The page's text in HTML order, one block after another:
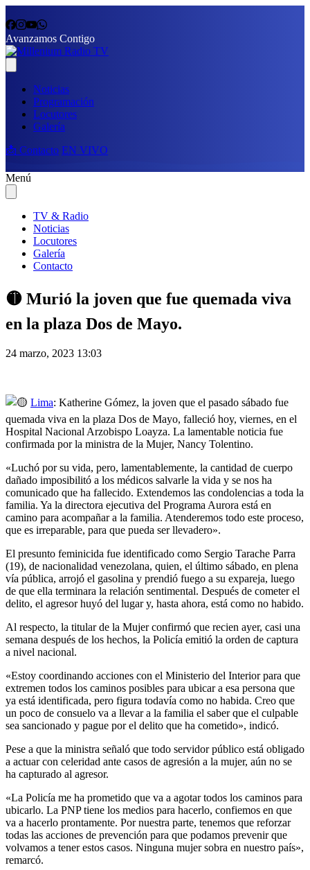
Avanzamos Contigo
Noticias
Programación
Locutores
Galería
📩 Contacto EN VIVO
Menú
TV & Radio
Noticias
Locutores
Galería
Contacto
🟡 Murió la joven que fue quemada viva
en la plaza Dos de Mayo.
24 marzo, 2023 13:03
Lima: Katherine Gómez, la joven que el pasado sábado fue
quemada viva en la plaza Dos de Mayo, falleció hoy, viernes, en el
Hospital Nacional Arzobispo Loayza. La lamentable noticia fue
confirmada por la ministra de la Mujer, Nancy Tolentino.
«Luchó por su vida, pero, lamentablemente, la cantidad de cuerpo
dañado imposibilitó a los médicos salvarle la vida y se nos ha
comunicado que ha fallecido. Extendemos las condolencias a toda la
familia. Ya la directora ejecutiva del Programa Aurora está en
camino para acompañar a la familia. Atenderemos todo este proceso,
que es irreparable, para que pueda ser llevadero».
El presunto feminicida fue identificado como Sergio Tarache Parra
(19), de nacionalidad venezolana, quien, el último sábado, en plena
vía pública, arrojó el gasolina y prendió fuego a su expareja, luego
de que ella terminara la relación sentimental. Después de cometer el
delito, el agresor huyó del lugar y, hasta ahora, está como no habido.
Al respecto, la titular de la Mujer confirmó que recien ayer, casi una
semana después de los hechos, la Policía emitió la orden de captura
a nivel nacional.
«Estoy coordinando acciones con el Ministerio del Interior para que
extremen todos los caminos posibles para ubicar a esa persona que
ya está identificada, pero figura todavía como no habida. Creo que
un poco de consuelo va a llevar a la familia el saber que el culpable
sea sancionado y pague por el delito que ha cometido», indicó.
Pese a que la ministra señaló que todo servidor público está obligado
a actuar con celeridad ante casos de agresión a la mujer, aún no se
ha capturado al agresor.
«La Policía me ha prometido que va a agotar todos los caminos para
ubicarlo. La PNP tiene los medios para hacerlo, confiemos en que
va a hacerlo prontamente. Por nuestra parte, tenemos que reforzar
todas las acciones de prevención para que podamos prevenir que
volvamos a tener estos casos. Ninguna mujer sobra en nuestro país»,
remarcó.